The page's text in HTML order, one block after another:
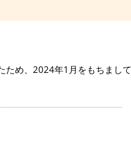
ため、2024年1月をもちまして